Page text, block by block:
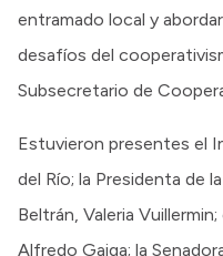
entramado local y
desafíos del
Subsecretario de
Estuvieron presentes el
del Río; la Presidenta de
Beltrán, Valeria
Alfredo Gaiga; la